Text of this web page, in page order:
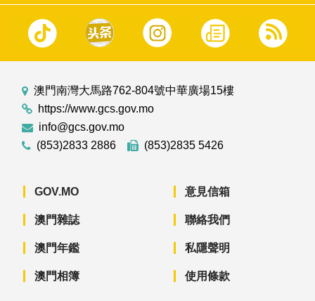
澳門南灣大馬路762-804號中華廣場15樓
https://www.gcs.gov.mo
info@gcs.gov.mo
(853)2833 2886
(853)2835 5426
GOV.MO
澳門雜誌
澳門年鑑
澳門相簿
意見信箱
聯絡我們
私隱聲明
使用條款